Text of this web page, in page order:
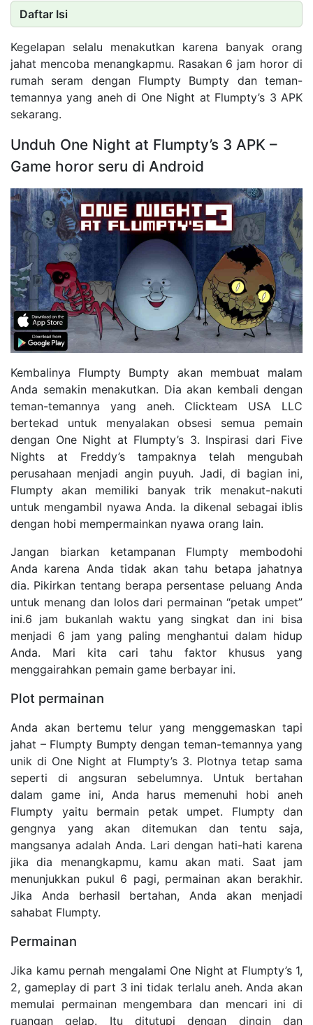
Daftar Isi
Kegelapan selalu menakutkan karena banyak orang
jahat mencoba menangkapmu. Rasakan 6 jam horor di
rumah seram dengan Flumpty Bumpty dan teman-
temannya yang aneh di One Night at Flumpty’s 3 APK
sekarang.
Unduh One Night at Flumpty’s 3 APK –
Game horor seru di Android
Kembalinya Flumpty Bumpty akan membuat malam
Anda semakin menakutkan. Dia akan kembali dengan
teman-temannya yang aneh. Clickteam USA LLC
bertekad untuk menyalakan obsesi semua pemain
dengan One Night at Flumpty’s 3. Inspirasi dari Five
Nights at Freddy’s tampaknya telah mengubah
perusahaan menjadi angin puyuh. Jadi, di bagian ini,
Flumpty akan memiliki banyak trik menakut-nakuti
untuk mengambil nyawa Anda. Ia dikenal sebagai iblis
dengan hobi mempermainkan nyawa orang lain.
Jangan biarkan ketampanan Flumpty membodohi
Anda karena Anda tidak akan tahu betapa jahatnya
dia. Pikirkan tentang berapa persentase peluang Anda
untuk menang dan lolos dari permainan “petak umpet”
ini.6 jam bukanlah waktu yang singkat dan ini bisa
menjadi 6 jam yang paling menghantui dalam hidup
Anda. Mari kita cari tahu faktor khusus yang
menggairahkan pemain game berbayar ini.
Plot permainan
Anda akan bertemu telur yang menggemaskan tapi
jahat – Flumpty Bumpty dengan teman-temannya yang
unik di One Night at Flumpty’s 3. Plotnya tetap sama
seperti di angsuran sebelumnya. Untuk bertahan
dalam game ini, Anda harus memenuhi hobi aneh
Flumpty yaitu bermain petak umpet. Flumpty dan
gengnya yang akan ditemukan dan tentu saja,
mangsanya adalah Anda. Lari dengan hati-hati karena
jika dia menangkapmu, kamu akan mati. Saat jam
menunjukkan pukul 6 pagi, permainan akan berakhir.
Jika Anda berhasil bertahan, Anda akan menjadi
sahabat Flumpty.
Permainan
Jika kamu pernah mengalami One Night at Flumpty’s 1,
2, gameplay di part 3 ini tidak terlalu aneh. Anda akan
memulai permainan mengembara dan mencari ini di
ruangan gelap. Itu ditutupi dengan dingin dan